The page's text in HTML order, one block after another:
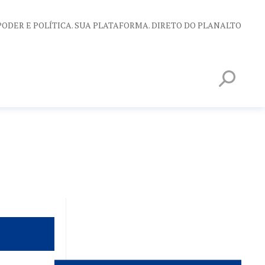
E POLÍTICA. SUA PLATAFORMA. DIRETO DO PLANALTO